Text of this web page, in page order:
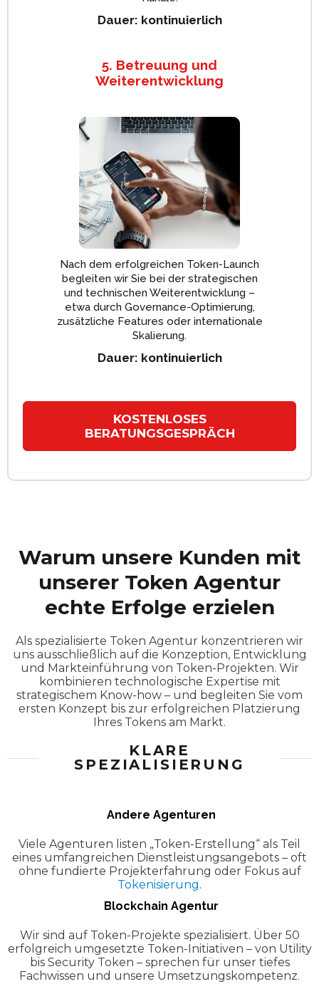
Dauer: kontinuierlich
5. Betreuung und
Weiterentwicklung
Nach dem erfolgreichen Token-Launch
begleiten wir Sie bei der strategischen
und technischen Weiterentwicklung –
etwa durch Governance-Optimierung,
zusätzliche Features oder internationale
Skalierung.
Dauer: kontinuierlich
KOSTENLOSES
BERATUNGSGESPRÄCH
Warum unsere Kunden mit
unserer Token Agentur
echte Erfolge erzielen
Als spezialisierte Token Agentur konzentrieren wir
uns ausschließlich auf die Konzeption, Entwicklung
und Markteinführung von Token-Projekten. Wir
kombinieren technologische Expertise mit
strategischem Know-how – und begleiten Sie vom
ersten Konzept bis zur erfolgreichen Platzierung
Ihres Tokens am Markt.
KLARE
SPEZIALISIERUNG
Andere Agenturen
Viele Agenturen listen „Token-Erstellung“ als Teil
eines umfangreichen Dienstleistungsangebots – oft
ohne fundierte Projekterfahrung oder Fokus auf
Tokenisierung.
Blockchain Agentur
Wir sind auf Token-Projekte spezialisiert. Über 50
erfolgreich umgesetzte Token-Initiativen – von Utility
bis Security Token – sprechen für unser tiefes
Fachwissen und unsere Umsetzungskompetenz.